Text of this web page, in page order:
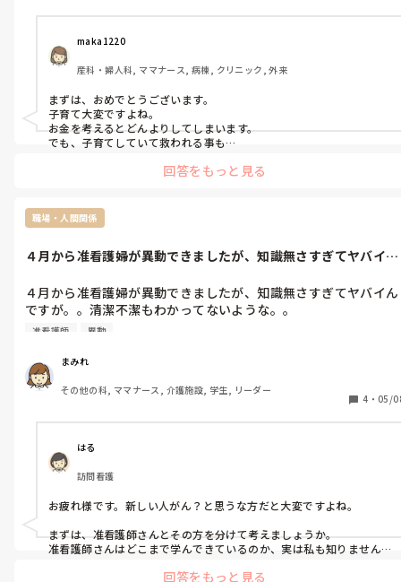
maka1220
産科・婦人科, ママナース, 病棟, クリニック, 外来
まずは、おめでとうございます。
子育て大変ですよね。
お金を考えるとどんよりしてしまいます。
でも、子育てしていて救われる事も
また、子供達が大きくなると人としての
回答をもっと見る
職場・人間関係
４月から准看護婦が異動できましたが、知識無さすぎてヤバイん
４月から准看護婦が異動できましたが、知識無さすぎてヤバイん
ですが。。清潔不潔もわかってないような。。
誤薬さしても、気にしない。何の薬か確認せずに、勝手にスキッ
要らんことは勝手にしてどや顔‥。マジでヤバイ
准看護師 異動
まみれ
その他の科, ママナース, 介護施設, 学生, リーダー
4 ・ 05/
はる
訪問看護
お疲れ様です。新しい人がん？と思うな方だと大変ですよね。
まずは、准看護師さんとその方を分けて考えましょうか。
准看護師さんはどこまで学んできているのか、実は私も知りません…
と、正看護師よりは知識が少なくても仕方ないのかなという気もし
回答をもっと見る